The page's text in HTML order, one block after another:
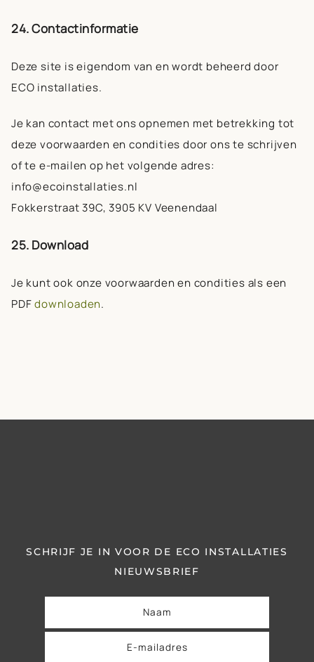
24. Contactinformatie
Deze site is eigendom van en wordt beheerd door
ECO installaties.
Je kan contact met ons opnemen met betrekking tot
deze voorwaarden en condities door ons te schrijven
of te e-mailen op het volgende adres:
info@ecoinstallaties.nl
Fokkerstraat 39C, 3905 KV Veenendaal
25. Download
Je kunt ook onze voorwaarden en condities als een
PDFdownloaden.
SCHRIJF JE IN VOOR DE ECO INSTALLATIES
NIEUWSBRIEF